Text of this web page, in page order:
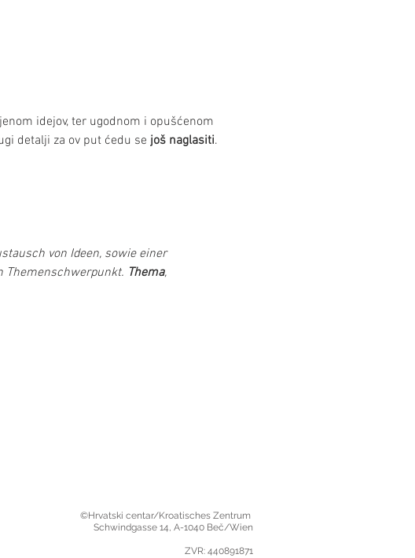
idejov, ter ugodnom i opušćenom
detalji za ov put ćedu se još naglasiti.
von Ideen, sowie einer
Themenschwerpunkt. Thema,
©Hrvatski centar/Kroatisches Zentrum
Schwindgasse 14, A-1040 Beč/Wien
ZVR: 440891871